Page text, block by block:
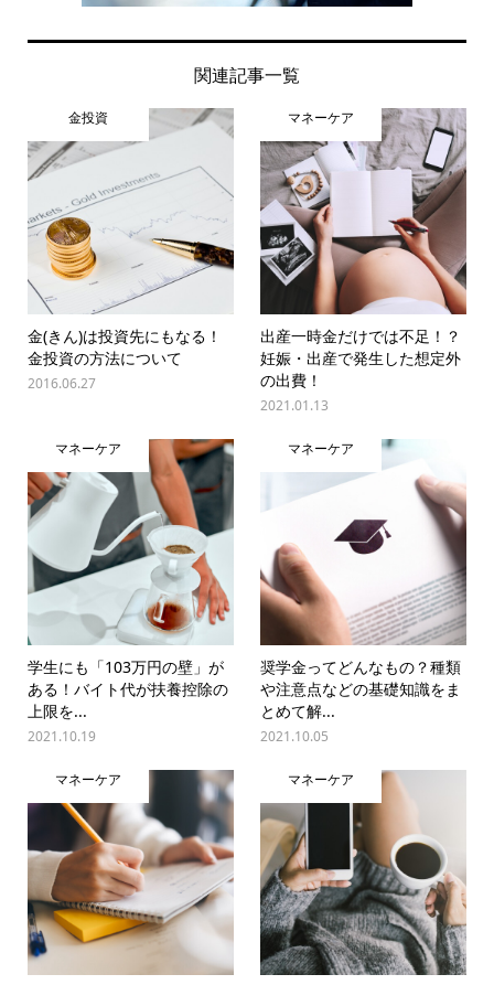
関連記事一覧
金投資
金(きん)は投資先にもなる！
金投資の方法について
2016.06.27
マネーケア
出産一時金だけでは不足！？
妊娠・出産で発生した想定外
の出費！
2021.01.13
マネーケア
学生にも「103万円の壁」が
ある！バイト代が扶養控除の
上限を...
2021.10.19
マネーケア
奨学金ってどんなもの？種類
や注意点などの基礎知識をま
とめて解...
2021.10.05
マネーケア マネーケア